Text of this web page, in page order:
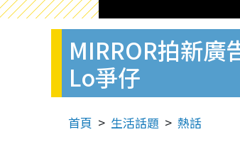
MIRROR拍新
Lo爭仔
首頁 生活話題 熱話